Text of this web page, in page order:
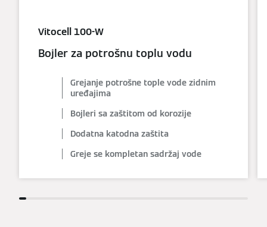
Vitocell 100-W
Bojler za potrošnu toplu vodu
Grejanje potrošne tople vode zidnim
uređajima
Bojleri sa zaštitom od korozije
Dodatna katodna zaštita
Greje se kompletan sadržaj vode